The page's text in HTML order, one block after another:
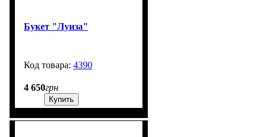
Букет "Луиза"
4390
4 650грн
Купить